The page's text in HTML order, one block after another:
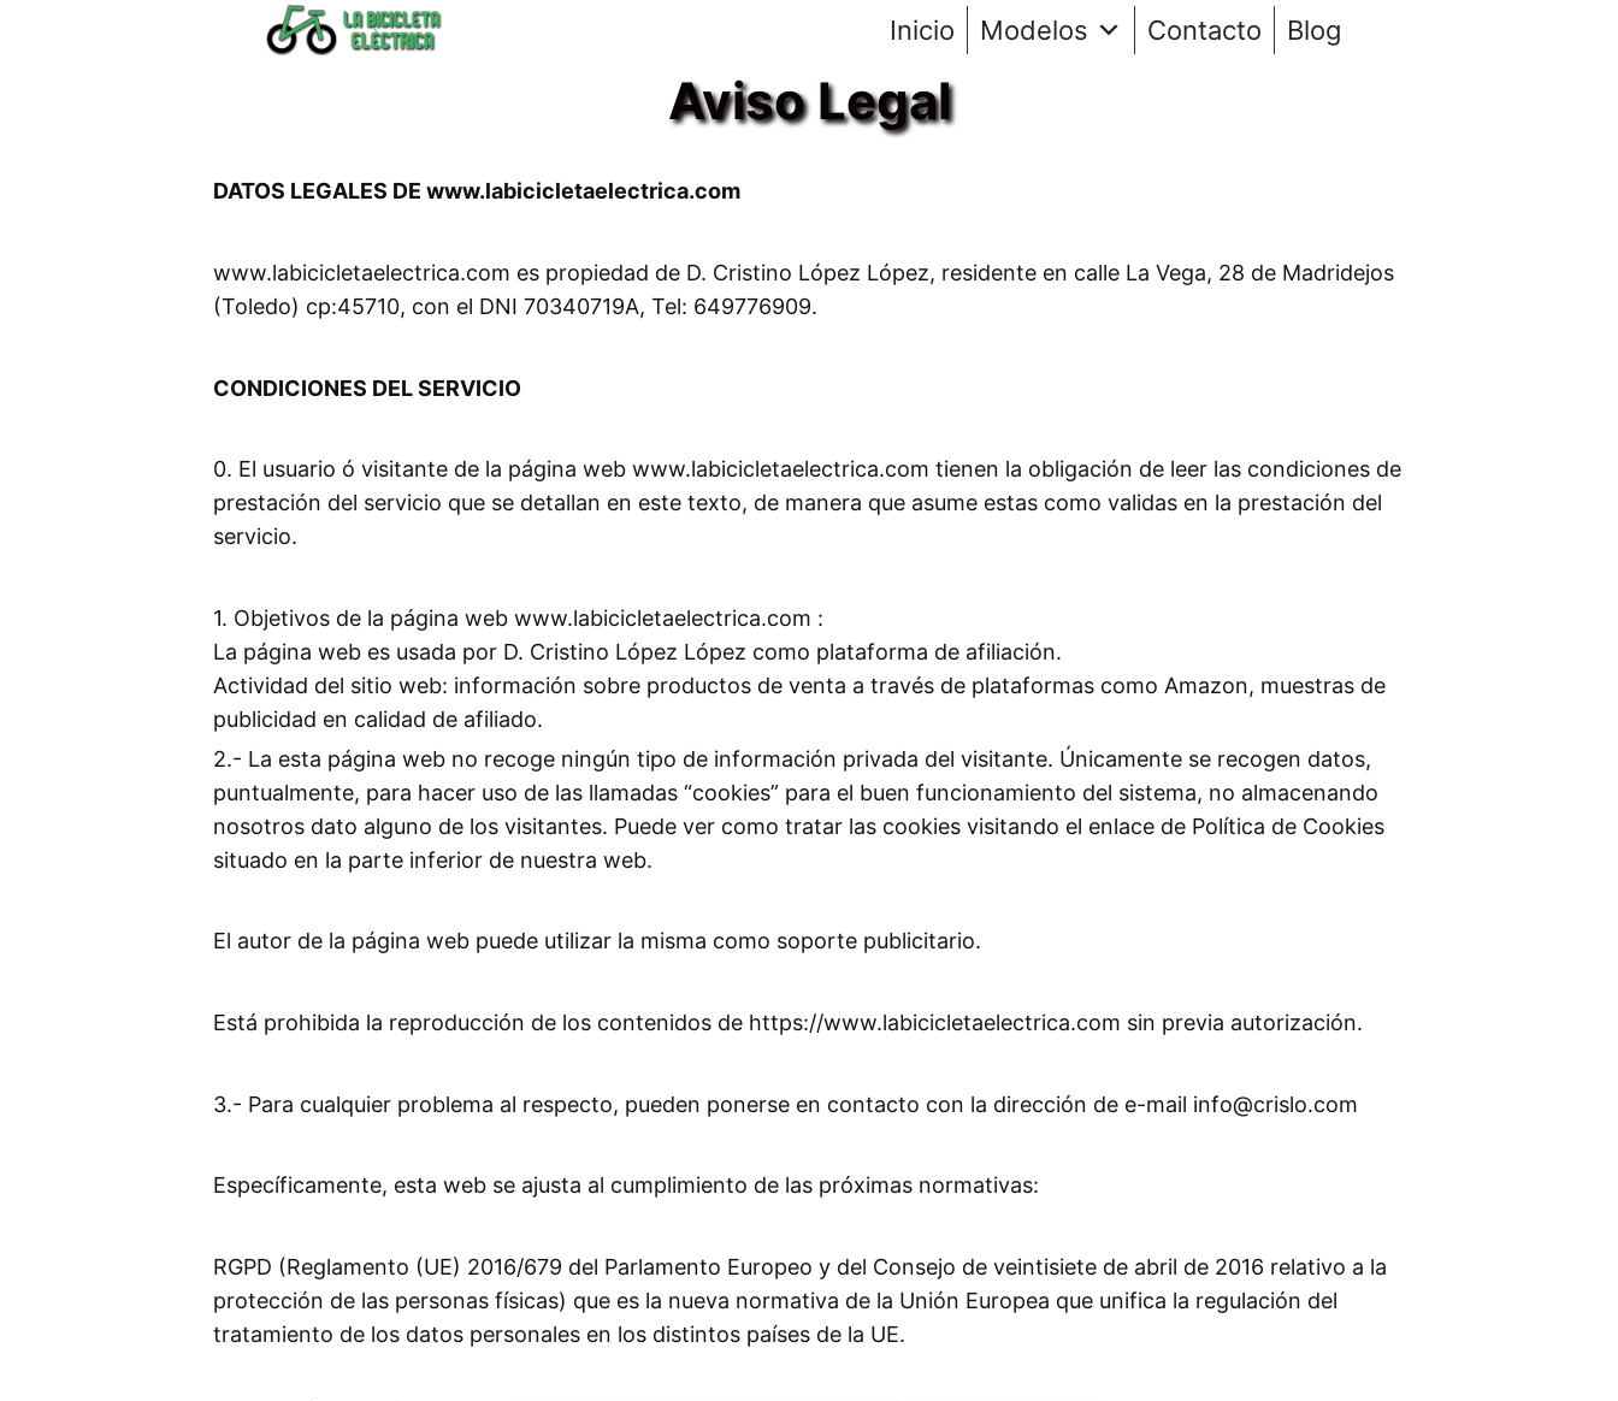
Inicio Modelos Contacto Blog
Aviso Legal
DATOS LEGALES DE www.labicicletaelectrica.com
www.labicicletaelectrica.com es propiedad de D. Cristino López López, residente en calle La Vega, 28 de Madridejos
(Toledo) cp:45710, con el DNI 70340719A, Tel: 649776909.
CONDICIONES DEL SERVICIO
0. El usuario ó visitante de la página web www.labicicletaelectrica.com tienen la obligación de leer las condiciones de
prestación del servicio que se detallan en este texto, de manera que asume estas como validas en la prestación del
servicio.
1. Objetivos de la página web www.labicicletaelectrica.com :
La página web es usada por D. Cristino López López como plataforma de afiliación.
Actividad del sitio web: información sobre productos de venta a través de plataformas como Amazon, muestras de
publicidad en calidad de afiliado.
2.- La esta página web no recoge ningún tipo de información privada del visitante. Únicamente se recogen datos,
puntualmente, para hacer uso de las llamadas “cookies” para el buen funcionamiento del sistema, no almacenando
nosotros dato alguno de los visitantes. Puede ver como tratar las cookies visitando el enlace de Política de Cookies
situado en la parte inferior de nuestra web.
El autor de la página web puede utilizar la misma como soporte publicitario.
Está prohibida la reproducción de los contenidos de https://www.labicicletaelectrica.com sin previa autorización.
3.- Para cualquier problema al respecto, pueden ponerse en contacto con la dirección de e-mail info@crislo.com
Específicamente, esta web se ajusta al cumplimiento de las próximas normativas:
RGPD (Reglamento (UE) 2016/679 del Parlamento Europeo y del Consejo de veintisiete de abril de 2016 relativo a la
protección de las personas físicas) que es la nueva normativa de la Unión Europea que unifica la regulación del
tratamiento de los datos personales en los distintos países de la UE.